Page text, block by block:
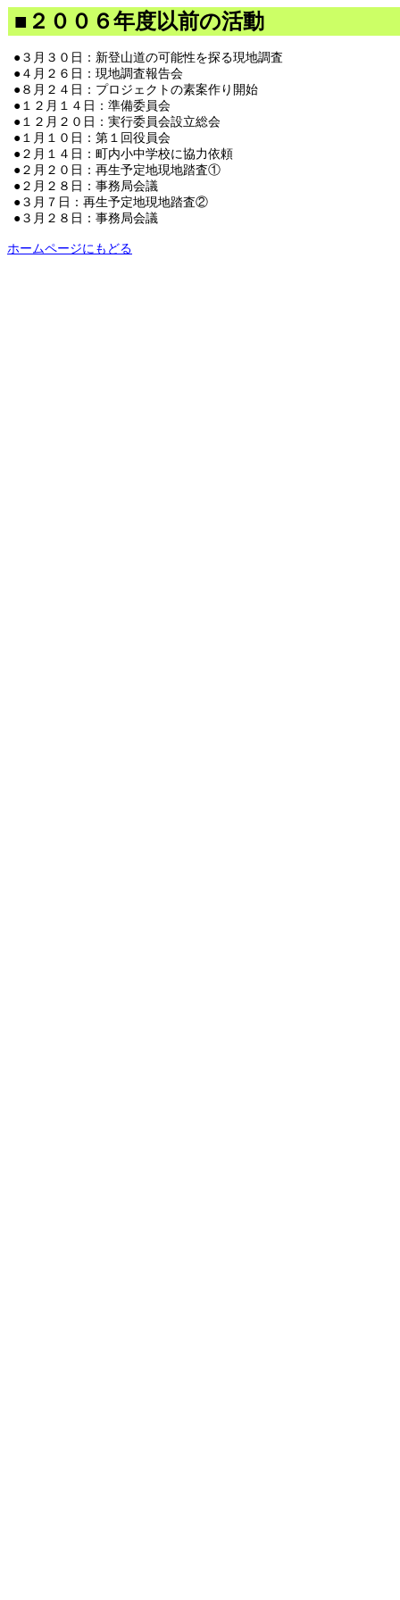
■２００６年度以前の活動
●３月３０日：新登山道の可能性を探る現地調査
●４月２６日：現地調査報告会
●８月２４日：プロジェクトの素案作り開始
●１２月１４日：準備委員会
●１２月２０日：実行委員会設立総会
●１月１０日：第１回役員会
●２月１４日：町内小中学校に協力依頼
●２月２０日：再生予定地現地踏査①
●２月２８日：事務局会議
●３月７日：再生予定地現地踏査②
●３月２８日：事務局会議
ホームページにもどる